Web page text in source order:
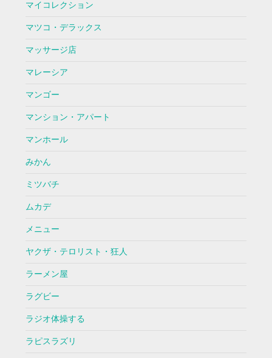
マイコレクション
マツコ・デラックス
マッサージ店
マレーシア
マンゴー
マンション・アパート
マンホール
みかん
ミツバチ
ムカデ
メニュー
ヤクザ・テロリスト・狂人
ラーメン屋
ラグビー
ラジオ体操する
ラピスラズリ